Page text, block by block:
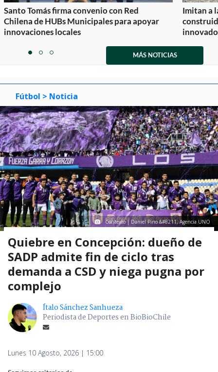
Santo Tomás firma convenio con Red
Chilena de HUBs Municipales para apoyar
innovaciones locales
Imitan a
itemitemitem
MÁS NOTICIAS
Fútbol > Noticia
Contexto | Daniel Pino &#8211; Agencia UNO
Quiebre en Concepción: dueño de
SADP admite fin de ciclo tras
demanda a CSD y niega pugna por
complejo
Ítalo Sánchez Sanhueza
Periodista de Deportes en BioBioChile
Lunes 10 Agosto, 2026 | 15:00